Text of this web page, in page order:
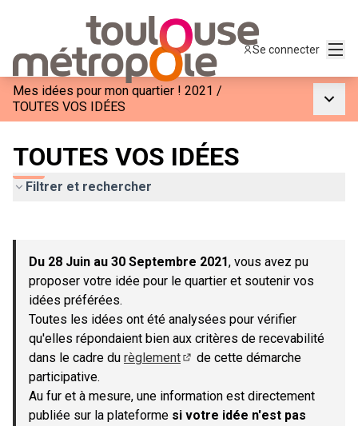
Se connecter
Mes idées pour mon quartier ! 2021 /
TOUTES VOS IDÉES
TOUTES VOS IDÉES
Filtrer et rechercher
−
Du 28 Juin au 30 Septembre 2021, vous avez pu
proposer votre idée pour le quartier et soutenir vos
idées préférées.
Toutes les idées ont été analysées pour vérifier
qu'elles répondaient bien aux critères de recevabilité
dans le cadre du règlement
de cette démarche
participative.
Au fur et à mesure, une information est directement
publiée sur la plateforme si votre idée n'est pas